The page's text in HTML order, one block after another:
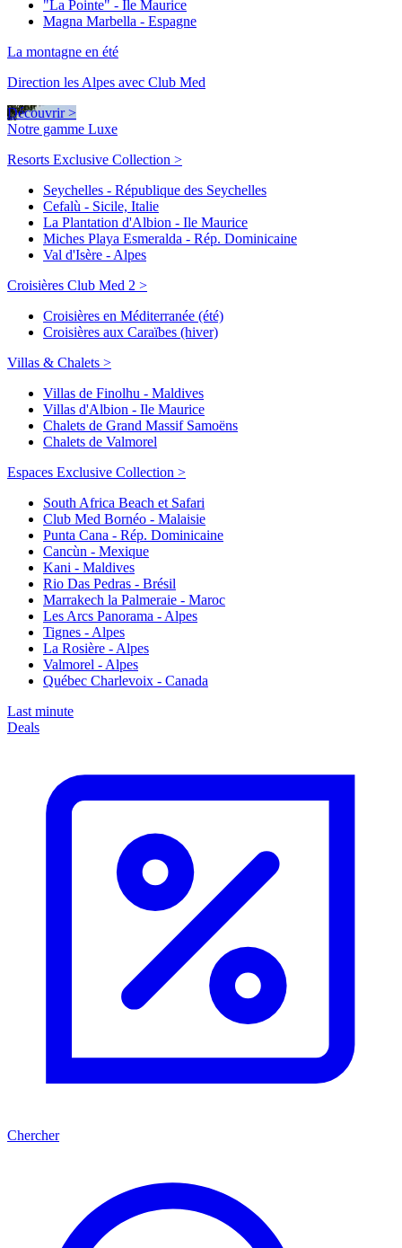
"La Pointe" - Ile Maurice
Magna Marbella - Espagne
La montagne en été
Direction les Alpes avec Club Med
Découvrir >
Notre gamme Luxe
Resorts Exclusive Collection >
Seychelles - République des Seychelles
Cefalù - Sicile, Italie
La Plantation d'Albion - Ile Maurice
Miches Playa Esmeralda - Rép. Dominicaine
Val d'Isère - Alpes
Croisières Club Med 2 >
Croisières en Méditerranée (été)
Croisières aux Caraïbes (hiver)
Villas & Chalets >
Villas de Finolhu - Maldives
Villas d'Albion - Ile Maurice
Chalets de Grand Massif Samoëns
Chalets de Valmorel
Espaces Exclusive Collection >
South Africa Beach et Safari
Club Med Bornéo - Malaisie
Punta Cana - Rép. Dominicaine
Cancùn - Mexique
Kani - Maldives
Rio Das Pedras - Brésil
Marrakech la Palmeraie - Maroc
Les Arcs Panorama - Alpes
Tignes - Alpes
La Rosière - Alpes
Valmorel - Alpes
Québec Charlevoix - Canada
Last minute
Deals
Chercher